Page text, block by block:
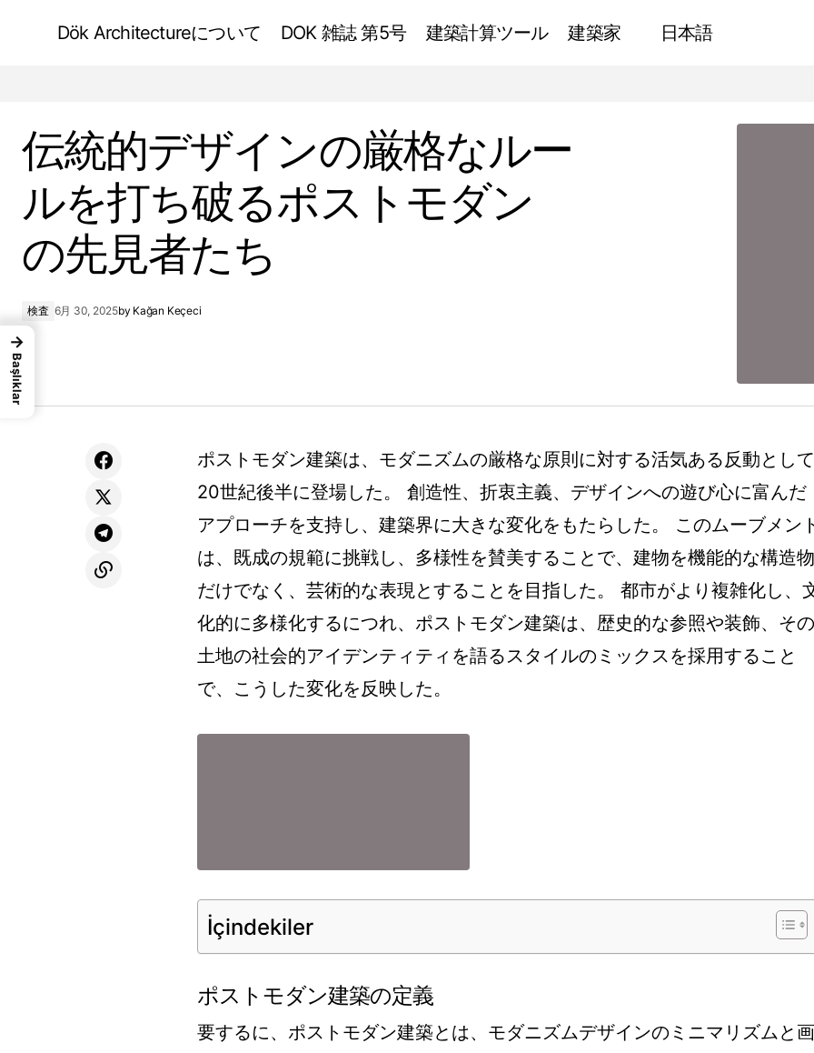
Dök Architectureについて DOK 雑誌 第5号 建築計算ツール 建築家 日本語
伝統的デザインの厳格なルー
ルを打ち破るポストモダン
の先見者たち
検査 6月 30, 2025by Kağan Keçeci
ポストモダン建築は、モダニズムの厳格な原則に対する活気ある反動として
20世紀後半に登場した。 創造性、折衷主義、デザインへの遊び心に富んだ
アプローチを支持し、建築界に大きな変化をもたらした。 このムーブメン
は、既成の規範に挑戦し、多様性を賛美することで、建物を機能的な構造物
だけでなく、芸術的な表現とすることを目指した。 都市がより複雑化し、
化的に多様化するにつれ、ポストモダン建築は、歴史的な参照や装飾、その
土地の社会的アイデンティティを語るスタイルのミックスを採用すること
で、こうした変化を反映した。
İçindekiler
ポストモダン建築の定義
要するに、ポストモダン建築とは、モダニズムデザインのミニマリズムと画
→
Başlıklar